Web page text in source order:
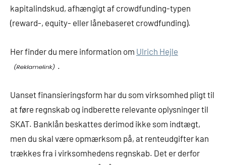
kapitalindskud, afhængigt af crowdfunding-typen
(reward-, equity- eller lånebaseret crowdfunding).
Her finder du mere information om Ulrich Hejle
.
Uanset finansieringsform har du som virksomhed pligt til
at føre regnskab og indberette relevante oplysninger til
SKAT. Banklån beskattes derimod ikke som indtægt,
men du skal være opmærksom på, at renteudgifter kan
trækkes fra i virksomhedens regnskab. Det er derfor